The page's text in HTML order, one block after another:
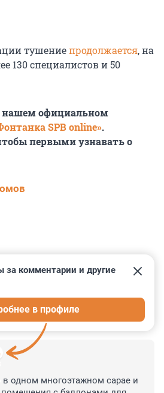
тушениепродолжается, на
130 специалистов и 50
нашем официальном
SPB online».
первыми узнавать о
14
за комментарии и другие
в профиле
одном многоэтажном сарае и